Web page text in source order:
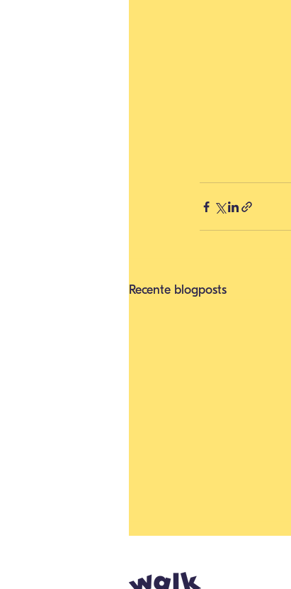
Recente blogposts